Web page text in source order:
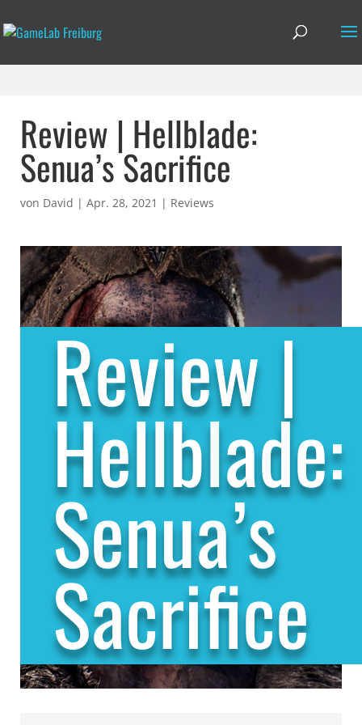
Review | Hellblade:
Senua’s Sacrifice
von David | Apr. 28, 2021 | Reviews
Review |
Hellblade:
Senua’s
Sacrifice